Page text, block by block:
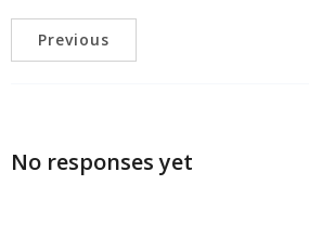
Previous
No responses yet